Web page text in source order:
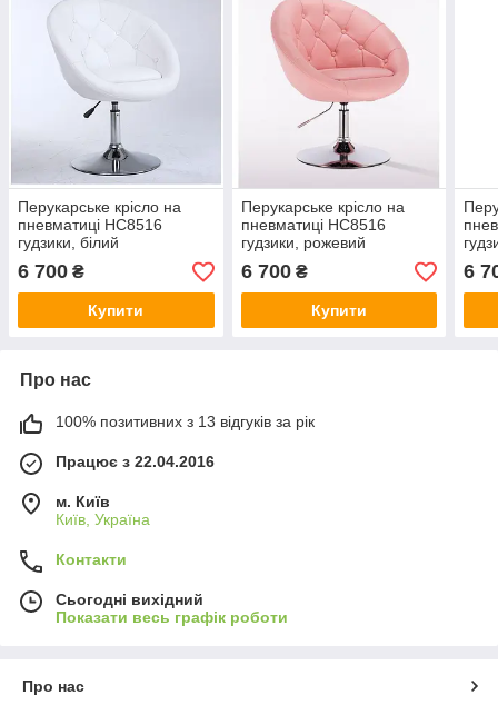
Перукарське крісло на
пневматиці HC8516
гудзики, білий
6 700 ₴
Купити
Перукарське крісло на
пневматиці HC8516
гудзики, рожевий
6 700₴
Купити
6
Про нас
100% позитивних з 13 відгуків за рік
Працює з 22.04.2016
м. Київ
Київ, Україна
Контакти
Сьогодні вихідний
Показати весь графік роботи
Про нас